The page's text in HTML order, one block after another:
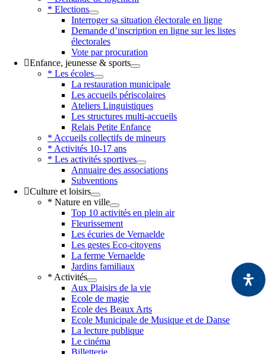
* Elections
Interroger sa situation électorale en ligne
Demande d’inscription en ligne sur les listes
électorales
Vote par procuration
Enfance, jeunesse & sports
* Les écoles
La restauration municipale
Les accueils périscolaires
Ateliers Linguistiques
Les structures multi-accueils
Relais Petite Enfance
* Accueils collectifs de mineurs
* Activités 10-17 ans
* Les activités sportives
Annuaire des associations
Subventions
Culture et loisirs
* Nature en ville
Top 10 activités en plein air
Fleurissement
Les écuries de Vernaelde
Les gestes Eco-citoyens
La ferme Vernaelde
Jardins familiaux
* Activités
Aux Plaisirs de la vie
Ecole de magie
Ecole des Beaux Arts
Ecole Municipale de Musique et de Danse
La lecture publique
Le cinéma
Billetterie